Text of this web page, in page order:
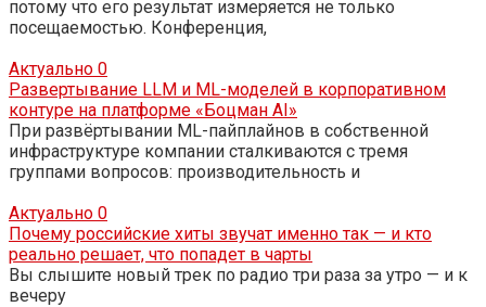
потому что его результат измеряется не только
посещаемостью. Конференция,
Актуально 0
Развертывание LLM и ML-моделей в корпоративном
контуре на платформе «Боцман AI»
При развёртывании ML-пайплайнов в собственной
инфраструктуре компании сталкиваются с тремя
группами вопросов: производительность и
Актуально 0
Почему российские хиты звучат именно так — и кто
реально решает, что попадет в чарты
Вы слышите новый трек по радио три раза за утро — и к
вечеру